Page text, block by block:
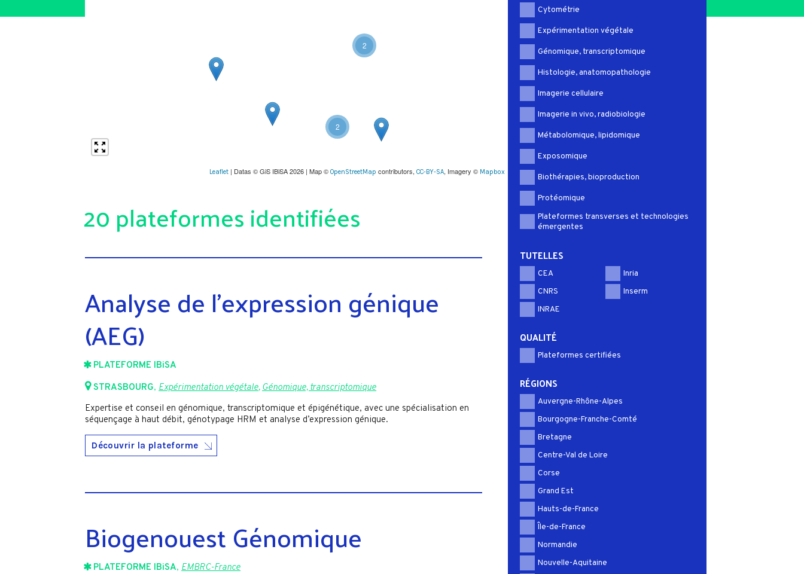
2
2
Leaflet| Datas © GiS IBiSA 2026 | Map © OpenStreetMap contributors, CC-BY-SA, Imagery © Mapbox
20 plateformes identifiées
Analyse de l’expression génique
(AEG)
PLATEFORME IBiSA
STRASBOURG,Expérimentation végétale,Génomique, transcriptomique
Expertise et conseil en génomique, transcriptomique et épigénétique, avec une spécialisation en
séquençage à haut débit, génotypage HRM et analyse d’expression génique.
Découvrir la plateforme
Biogenouest Génomique
PLATEFORME IBiSA,EMBRC-France
Cytométrie
Expérimentation végétale
Génomique, transcriptomique
Histologie, anatomopathologie
Imagerie cellulaire
Imagerie in vivo, radiobiologie
Métabolomique, lipidomique
Exposomique
Biothérapies, bioproduction
Protéomique
Plateformes transverses et technologies
émergentes
TUTELLES
CEA
CNRS
INRAE
Inria
Inserm
QUALITÉ
Plateformes certifiées
RÉGIONS
Auvergne-Rhône-Alpes
Bourgogne-Franche-Comté
Bretagne
Centre-Val de Loire
Corse
Grand Est
Hauts-de-France
Île-de-France
Normandie
Nouvelle-Aquitaine